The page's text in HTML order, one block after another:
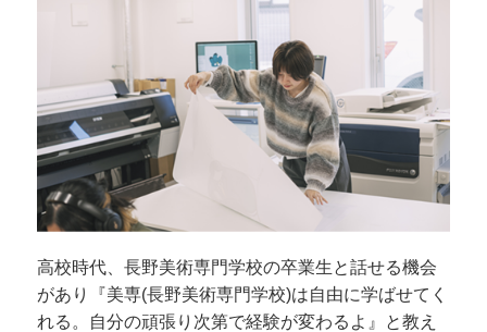
高校時代、長野美術専門学校の卒業生と話せる機会
があり『美専(長野美術専門学校)は自由に学ばせてく
れる。自分の頑張り次第で経験が変わるよ』と教え